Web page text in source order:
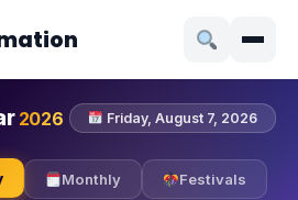
2026 Friday, August 7, 2026
Monthly Festivals